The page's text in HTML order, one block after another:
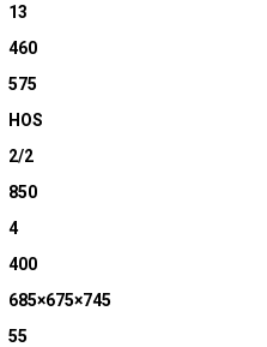
13
460
575
HOS
2/2
850
4
400
685×675×745
55